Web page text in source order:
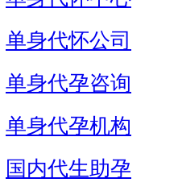
单身代怀公司
单身代孕咨询
单身代孕机构
国内代生助孕